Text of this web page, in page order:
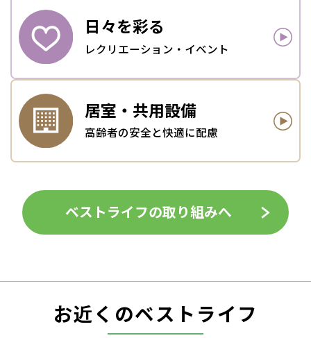
日々を彩る
レクリエーション・イベント
居室・ 共用設備
高齢者の安全と快適に配慮
ベストライフの取り組みへ
お近くのベストライフ